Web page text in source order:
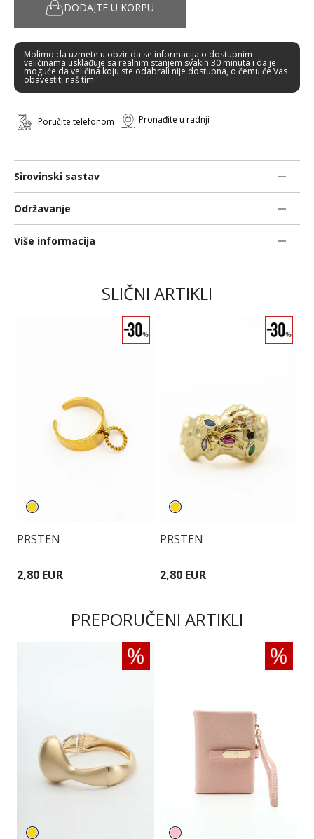
Sirovinski sastav
Održavanje
Više informacija
DODAJTE U KORPU
Molimo da uzmete u obzir da se informacija o dostupnim
veličinama usklađuje sa realnim stanjem svakih 30 minuta i da je
moguće da veličina koju ste odabrali nije dostupna, o čemu će Vas
obavestiti naš tim.
Poručite telefonom Pronađite u radnji
SLIČNI ARTIKLI
PRSTEN
2,80 EUR
PRSTEN
2,80 EUR
PREPORUČENI ARTIKLI